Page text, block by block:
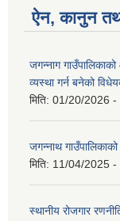
ऐन, कानुन
जगन्नाग गाउँपालिकाको
व्यस्था गर्न बनेको
मिति: 01/20/2026 -
जगन्नाथ
मिति: 11/04/2025 -
स्थानीय रोजगार